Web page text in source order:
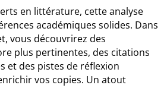
en littérature, cette analyse
académiques solides. Dans
vous découvrirez des
plus pertinentes, des citations
et des pistes de réflexion
vos copies. Un atout